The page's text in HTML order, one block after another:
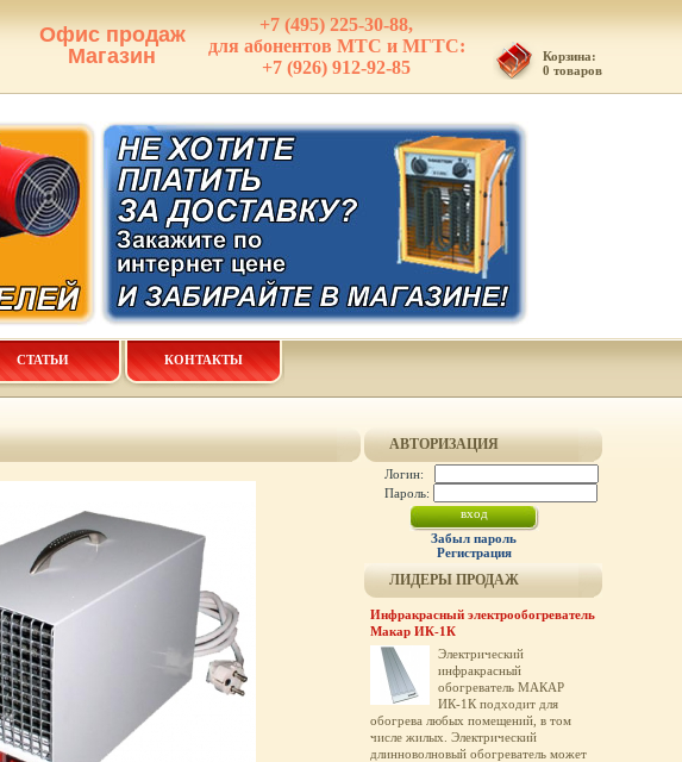
Офис продаж
Магазин
+7 (495) 225-30-88,
для абонентов МТС и МГТС:
+7 (926) 912-92-85
Корзина:
0 товаров
СТАТЬИ КОНТАКТЫ
АВТОРИЗАЦИЯ
Логин:
Пароль:
Забыл пароль
Регистрация
ЛИДЕРЫ ПРОДАЖ
Инфракрасный электрообогреватель
Макар ИК-1К
Электрический
инфракрасный
обогреватель МАКАР
ИК-1К подходит для
обогрева любых помещений, в том
числе жилых. Электрический
длинноволновый обогреватель может